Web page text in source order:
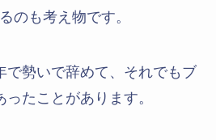
のも考え物です。
で勢いで辞めて、それでもブ
たことがあります。